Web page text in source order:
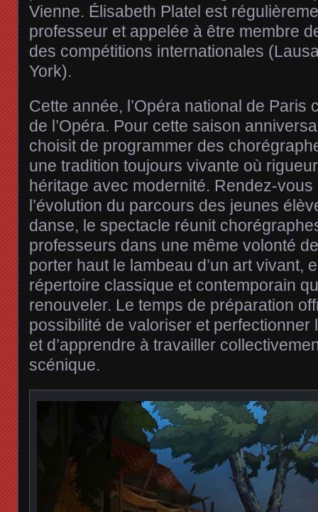
Vienne. Élisabeth Platel est
professeur et appelée à être membre
des compétitions internationales
York).
Cette année, l’Opéra national de Paris
de l’Opéra. Pour cette saison
choisit de programmer des
une tradition toujours vivante où
héritage avec modernité. Rendez-
l’évolution du parcours des jeunes
danse, le spectacle réunit
professeurs dans une même volonté
porter haut le lambeau d’un art vivant,
répertoire classique et contemporain
renouveler. Le temps de préparation
possibilité de valoriser et perfectionner
et d’apprendre à travailler
scénique.